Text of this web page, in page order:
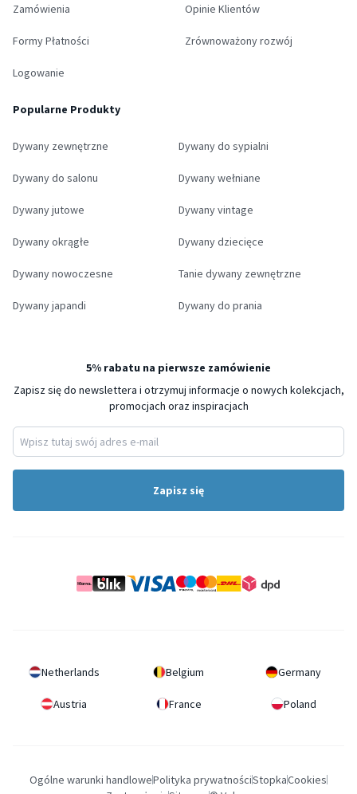
Zamówienia
Formy Płatności
Logowanie
Opinie Klientów
Zrównoważony rozwój
Popularne Produkty
Dywany zewnętrzne Dywany do sypialni
Dywany do salonu Dywany wełniane
Dywany jutowe Dywany vintage
Dywany okrągłe Dywany dziecięce
Dywany nowoczesne Tanie dywany zewnętrzne
Dywany japandi Dywany do prania
5% rabatu na pierwsze zamówienie
Zapisz się do newslettera i otrzymuj informacje o nowych kolekcjach,
promocjach oraz inspiracjach
Zapisz się
Netherlands Belgium Germany
Austria France Poland
Ogólne warunki handlowePolityka prywatnościStopkaCookies